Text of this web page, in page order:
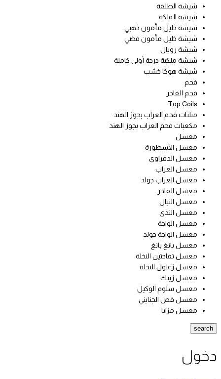
شيشة الطلقة
شيشة الملكة
شيشة خليل مأمون ذهبي
شيشة خليل مأمون فضي
شيشة رويال
شيشة ملكية درجة أولى كاملة
شيشة هوكا خشب
فحم
فحم الفاخر
Top Coils
مثلثات فحم العراب بجوز الهند
مكعبات فحم العراب بجوز الهند
معسل
معسل الأسطورة
معسل الدفراوي
معسل العراب
معسل العراب جولد
معسل الفاخر
معسل النبال
معسل الندى
معسل الواحة
معسل الواحة جولد
معسل بانغ بانغ
معسل تفاحتين النخلة
معسل زغلول النخلة
معسل زينك
معسل سلوم الوكيل
معسل قص الجنايني
معسل مزايا
search
دخول